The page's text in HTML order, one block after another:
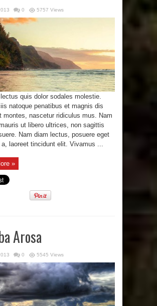
0 5757 Views
quis dolor sodales molestie.
natoque penatibus et magnis dis
montes, nascetur ridiculus mus. Nam
ut libero ultrices, non sagittis
Nam diam lectus, posuere eget
a, laoreet tincidunt elit. Vivamus ...
»
Arosa
0 5545 Views